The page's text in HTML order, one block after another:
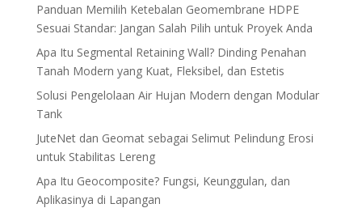
Panduan Memilih Ketebalan Geomembrane HDPE
Sesuai Standar: Jangan Salah Pilih untuk Proyek Anda
Apa Itu Segmental Retaining Wall? Dinding Penahan
Tanah Modern yang Kuat, Fleksibel, dan Estetis
Solusi Pengelolaan Air Hujan Modern dengan Modular
Tank
JuteNet dan Geomat sebagai Selimut Pelindung Erosi
untuk Stabilitas Lereng
Apa Itu Geocomposite? Fungsi, Keunggulan, dan
Aplikasinya di Lapangan